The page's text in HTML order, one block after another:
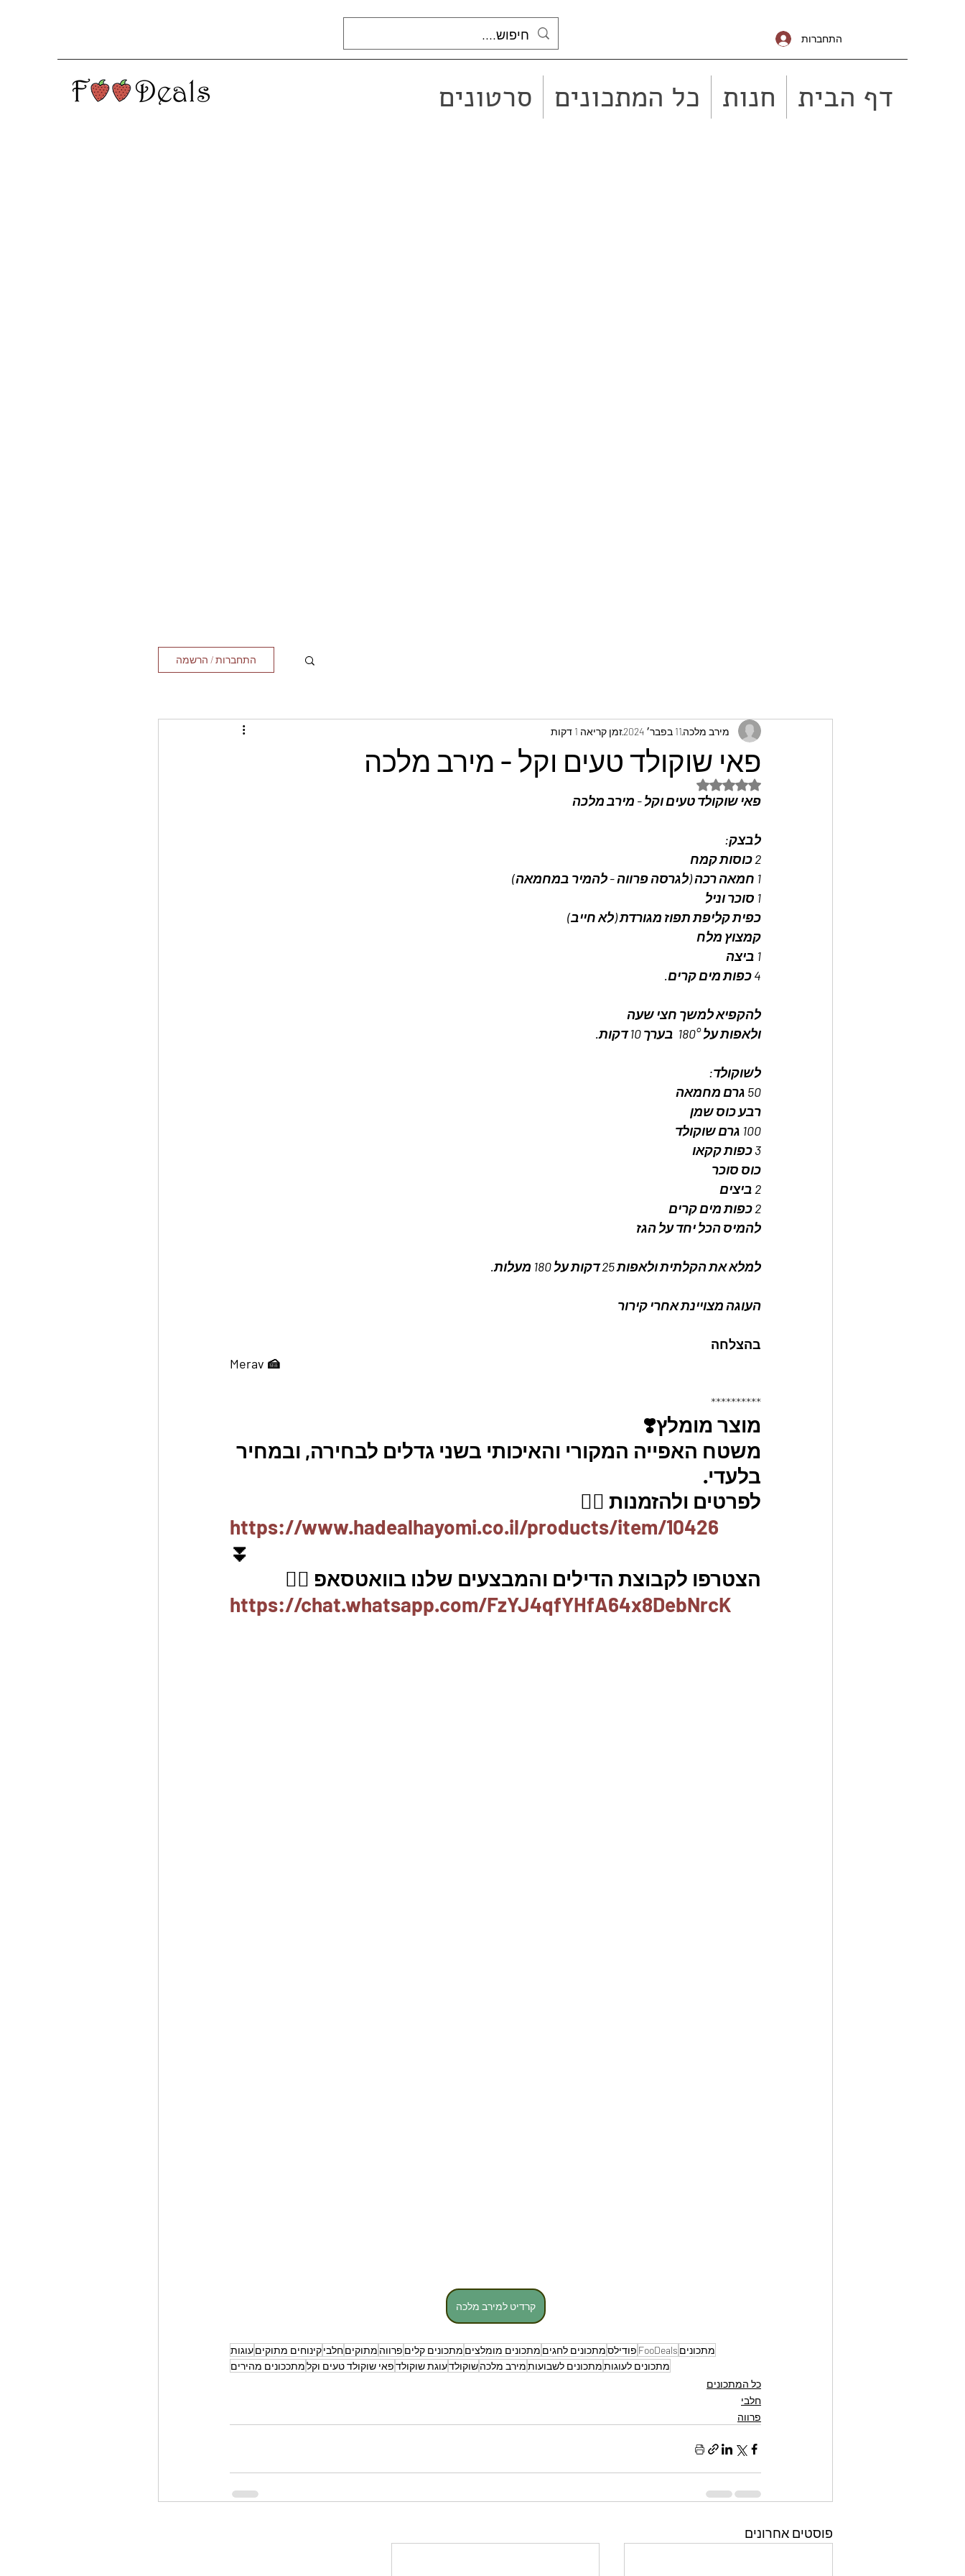
התחברות
דף הבית חנות כל המתכונים סרטונים
התחברות / הרשמה
פאי שוקולד טעים וקל - מירב מלכה
מירב מלכה11 בפבר׳ 2024 זמן קריאה 1 דקות
דירוג של NaN מתוך 5 כוכבים
פאי שוקולד טעים וקל - מירב מלכה
לבצק:
2 כוסות קמח
1 חמאה רכה (לגרסה פרווה - להמיר במחמאה)
1 סוכר וניל
כפית קליפת תפוז מגורדת (לא חייב)
קמצוץ מלח
1 ביצה
4 כפות מים קרים.
להקפיא למשך חצי שעה
ולאפות על 180°  בערך 10 דקות.
לשוקולד:
50 גרם מחמאה
רבע כוס שמן
100 גרם שוקולד
3 כפות קקאו
כוס סוכר
2 ביצים
2 כפות מים קרים
להמיס הכל יחד על הגז
למלא את הקלתית ולאפות 25 דקות על 180 מעלות.
העוגה מצויינת אחרי קירור
בהצלחה
Merav 🍰
**********
מוצר מומלץ❣️
משטח האפייה המקורי והאיכותי בשני גדלים לבחירה, ובמחיר
בלעדי.
לפרטים ולהזמנות 👇🏼
https://www.hadealhayomi.co.il/products/item/10426
⏬
הצטרפו לקבוצת הדילים והמבצעים שלנו בוואטסאפ 👇🏽
https://chat.whatsapp.com/FzYJ4qfYHfA64x8DebNrcK
קרדיט למירב מלכה
מתכונים FooDeals פודילסמתכונים לחגים מתכונים מומלצים מתכונים קלים פרווה מתוקיםחלביקינוחים מתוקיםעוגות
מתכונים לעוגותמתכונים לשבועותמירב מלכהשוקולדעוגת שוקולדפאי שוקולד טעים וקלמתככונים מהירים
כל המתכונים
חלבי
פרווה
פוסטים אחרונים